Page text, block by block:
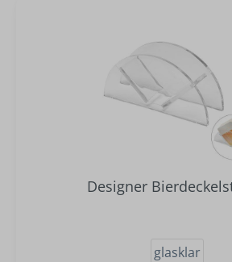
Designer
glasklar